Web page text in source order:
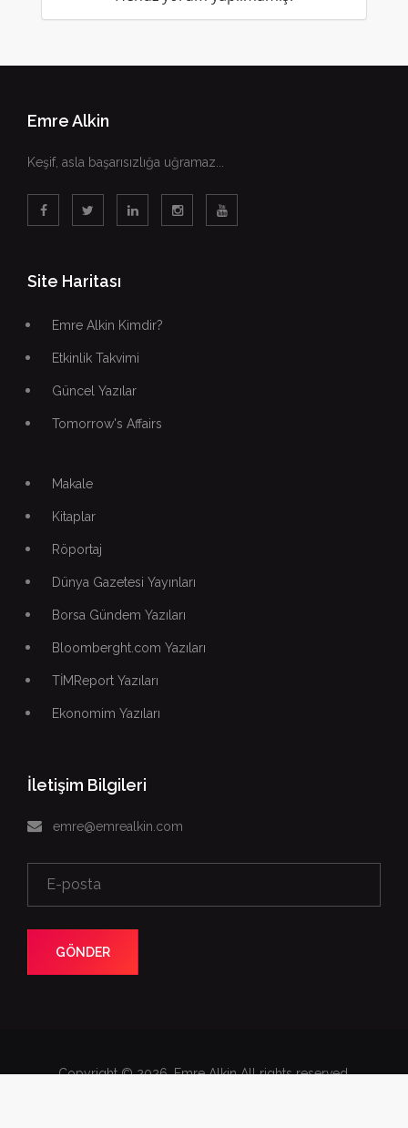
Emre Alkin
Keşif, asla başarısızlığa uğramaz...
Site Haritası
Emre Alkin Kimdir?
Etkinlik Takvimi
Güncel Yazılar
Tomorrow's Affairs
Makale
Kitaplar
Röportaj
Dünya Gazetesi Yayınları
Borsa Gündem Yazıları
Bloomberght.com Yazıları
TİMReport Yazıları
Ekonomim Yazıları
İletişim Bilgileri
emre@emrealkin.com
GÖNDER
Copyright © 2026. Emre Alkin All rights reserved.